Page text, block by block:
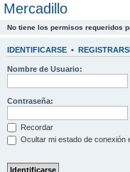
Mercadillo
No tiene los permisos requeridos
IDENTIFICARSE •
Nombre de Usuario:
Contraseña:
Recordar
Ocultar mi estado de conexión